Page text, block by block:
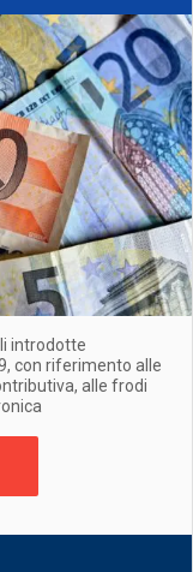
introdotte
con riferimento alle
alle frodi